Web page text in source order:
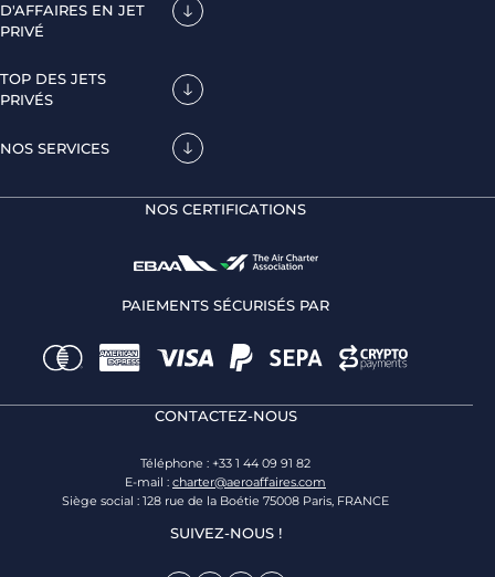
D'AFFAIRES EN JET
PRIVÉ
TOP DES JETS
PRIVÉS
NOS SERVICES
NOS CERTIFICATIONS
PAIEMENTS SÉCURISÉS PAR
CONTACTEZ-NOUS
Téléphone : +33 1 44 09 91 82
E-mail : charter@aeroaffaires.com
Siège social : 128 rue de la Boétie 75008 Paris, FRANCE
SUIVEZ-NOUS !